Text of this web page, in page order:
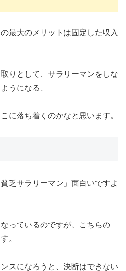
最大のメリットは固定した収入
りとして、サラリーマンをしな
うになる。
に落ち着くのかなと思います。
乏サラリーマン」面白いですよ
っているのですが、こちらの
。
スになろうと、決断はできない